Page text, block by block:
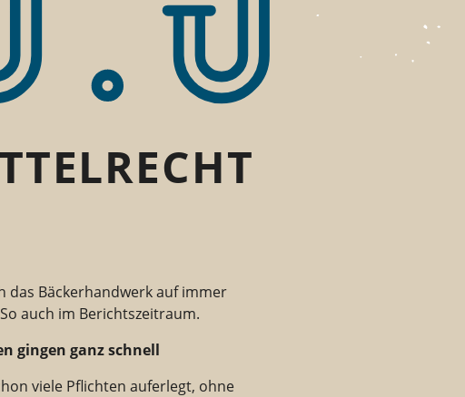
das Bäckerhandwerk auf immer
auch im Berichtszeitraum.
gingen ganz schnell
viele Pflichten auferlegt, ohne